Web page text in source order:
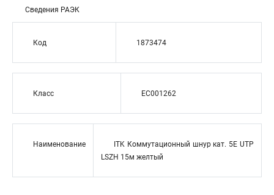
Сведения РАЭК
Код 1873474
Класс EC001262
Наименование
ITK Коммутационный шнур кат. 5Е UTP
LSZH 15м желтый